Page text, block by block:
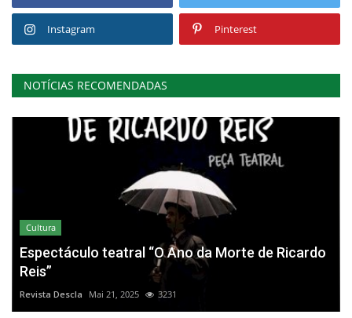
Instagram Pinterest
NOTÍCIAS RECOMENDADAS
Cultura
Espectáculo teatral “O Ano da Morte de Ricardo
Reis”
Revista Descla Mai 21, 2025 3231